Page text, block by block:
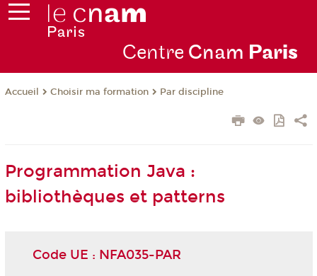
Centre Cnam Paris
Accueil Choisir ma formation Par discipline
Programmation Java :
bibliothèques et patterns
Code UE : NFA035-PAR